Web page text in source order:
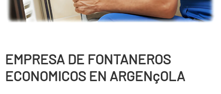
EMPRESA DE FONTANEROS
ECONOMICOS EN ARGENçOLA